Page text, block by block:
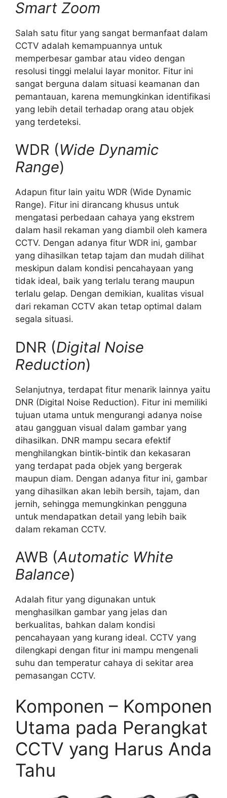
Smart Zoom
Salah satu fitur yang sangat bermanfaat dalam
CCTV adalah kemampuannya untuk
memperbesar gambar atau video dengan
resolusi tinggi melalui layar monitor. Fitur ini
sangat berguna dalam situasi keamanan dan
pemantauan, karena memungkinkan identifikasi
yang lebih detail terhadap orang atau objek
yang terdeteksi.
WDR (Wide Dynamic
Range)
Adapun fitur lain yaitu WDR (Wide Dynamic
Range). Fitur ini dirancang khusus untuk
mengatasi perbedaan cahaya yang ekstrem
dalam hasil rekaman yang diambil oleh kamera
CCTV. Dengan adanya fitur WDR ini, gambar
yang dihasilkan tetap tajam dan mudah dilihat
meskipun dalam kondisi pencahayaan yang
tidak ideal, baik yang terlalu terang maupun
terlalu gelap. Dengan demikian, kualitas visual
dari rekaman CCTV akan tetap optimal dalam
segala situasi.
DNR (Digital Noise
Reduction)
Selanjutnya, terdapat fitur menarik lainnya yaitu
DNR (Digital Noise Reduction). Fitur ini memiliki
tujuan utama untuk mengurangi adanya noise
atau gangguan visual dalam gambar yang
dihasilkan. DNR mampu secara efektif
menghilangkan bintik-bintik dan kekasaran
yang terdapat pada objek yang bergerak
maupun diam. Dengan adanya fitur ini, gambar
yang dihasilkan akan lebih bersih, tajam, dan
jernih, sehingga memungkinkan pengguna
untuk mendapatkan detail yang lebih baik
dalam rekaman CCTV.
AWB (Automatic White
Balance)
Adalah fitur yang digunakan untuk
menghasilkan gambar yang jelas dan
berkualitas, bahkan dalam kondisi
pencahayaan yang kurang ideal. CCTV yang
dilengkapi dengan fitur ini mampu mengenali
suhu dan temperatur cahaya di sekitar area
pemasangan CCTV.
Komponen – Komponen
Utama pada Perangkat
CCTV yang Harus Anda
Tahu